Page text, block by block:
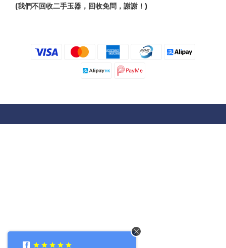
(我們不回收二手玉器，回收免問，謝謝！)